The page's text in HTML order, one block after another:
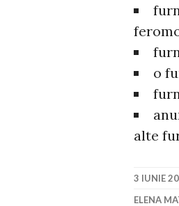
o
alte
3 IUNIE
ELENA